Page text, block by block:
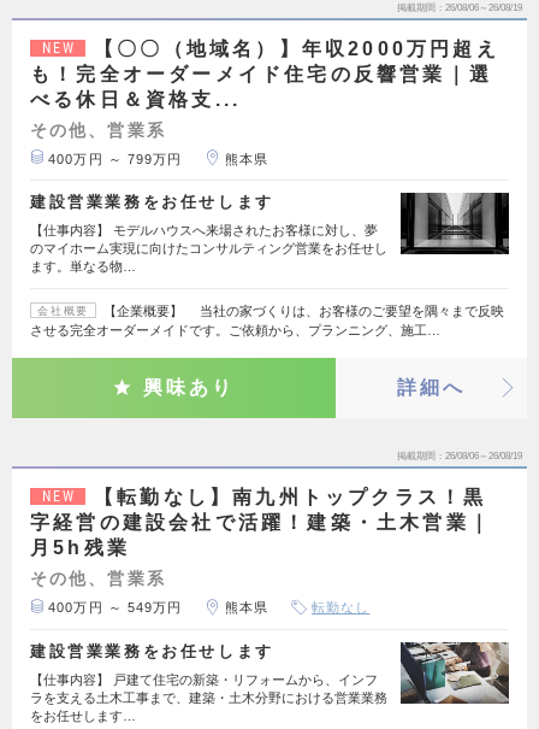
掲載期間 26/08/06～26/08/19
NEW
【〇〇（地域名）】年収2000万円超え
も！完全オーダーメイド住宅の反響営業｜選
べる休日＆資格支...
その他、営業系
400万円 ～ 799万円 熊本県
建設営業業務をお任せします
【仕事内容】 モデルハウスへ来場されたお客様に対し、夢
のマイホーム実現に向けたコンサルティング営業をお任せし
ます。単なる物…
会社概要
【企業概要】 当社の家づくりは、お客様のご要望を隅々まで反映
させる完全オーダーメイドです。ご依頼から、プランニング、施工…
興味あり 詳細へ
掲載期間 26/08/06～26/08/19
NEW
【転勤なし】南九州トップクラス！黒
字経営の建設会社で活躍！建築・土木営業｜
月5h残業
その他、営業系
400万円 ～ 549万円 熊本県 転勤なし
建設営業業務をお任せします
【仕事内容】 戸建て住宅の新築・リフォームから、インフ
ラを支える土木工事まで、建築・土木分野における営業業務
をお任せします…